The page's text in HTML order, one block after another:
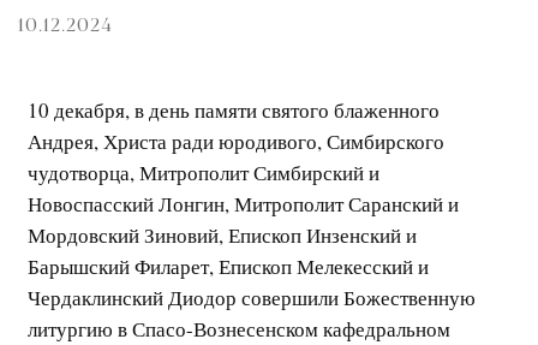
10.12.2024
10 декабря, в день памяти святого блаженного
Андрея, Христа ради юродивого, Симбирского
чудотворца, Митрополит Симбирский и
Новоспасский Лонгин, Митрополит Саранский и
Мордовский Зиновий, Епископ Инзенский и
Барышский Филарет, Епископ Мелекесский и
Чердаклинский Диодор совершили Божественную
литургию в Спасо-Вознесенском кафедральном